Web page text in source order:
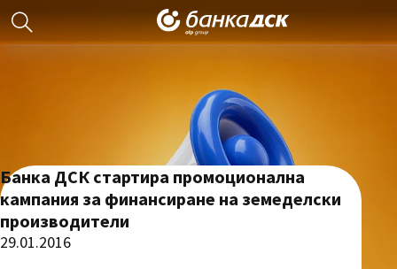
Банка ДСК стартира промоционална
кампания за финансиране на земеделски
производители
29.01.2016